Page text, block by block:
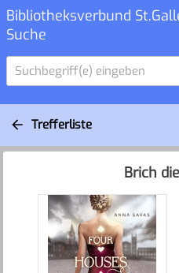
Bibliotheksverbund
Suche
Suchbegriff(e) eingeben
Trefferliste
Brich